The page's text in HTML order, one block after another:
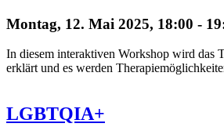
Montag, 12. Mai 2025, 18:00 -
In diesem interaktiven Workshop wird das
erklärt und es werden
LGBTQIA+